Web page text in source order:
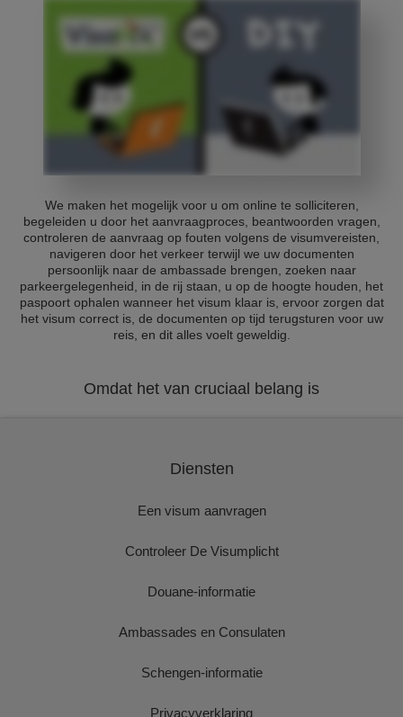
We maken het mogelijk voor u om online te solliciteren,
begeleiden u door het aanvraagproces, beantwoorden vragen,
controleren de aanvraag op fouten volgens de visumvereisten,
navigeren door het verkeer terwijl we uw documenten
persoonlijk naar de ambassade brengen, zoeken naar
parkeergelegenheid, in de rij staan, u op de hoogte houden, het
paspoort ophalen wanneer het visum klaar is, ervoor zorgen dat
het visum correct is, de documenten op tijd terugsturen voor uw
reis, en dit alles voelt geweldig.
Omdat het van cruciaal belang is
Diensten
Een visum aanvragen
Controleer De Visumplicht
Douane-informatie
Ambassades en Consulaten
Schengen-informatie
Privacyverklaring